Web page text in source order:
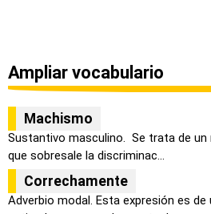
Ampliar vocabulario
Machismo
Sustantivo masculino. Se trata de un
que sobresale la discriminac...
Correchamente
Adverbio modal. Esta expresión es